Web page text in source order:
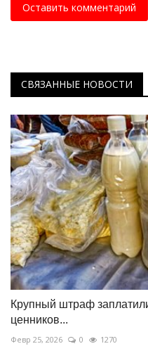
Оставить комментарий
СВЯЗАННЫЕ НОВОСТИ
Крупный штраф
ценников...
Февр 25, 2026 0 1270